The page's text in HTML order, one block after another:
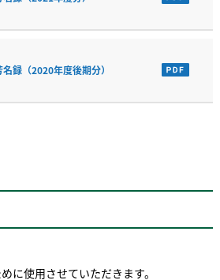
録（2020年度後期分）
に使用させていただきます。